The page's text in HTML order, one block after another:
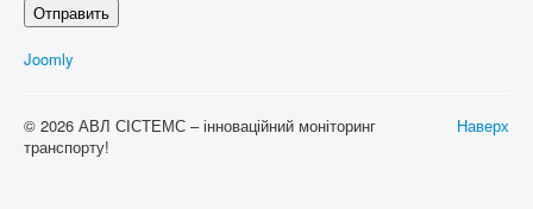
Отправить
Joomly
Наверх
© 2026 АВЛ СІСТЕМС – інноваційний моніторинг
транспорту!